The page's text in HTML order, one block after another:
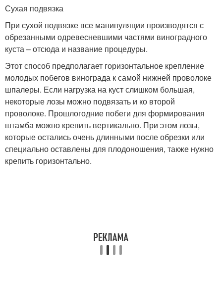
Сухая подвязка
При сухой подвязке все манипуляции производятся с
обрезанными одревесневшими частями виноградного
куста – отсюда и название процедуры.
Этот способ предполагает горизонтальное крепление
молодых побегов винограда к самой нижней проволоке
шпалеры. Если нагрузка на куст слишком большая,
некоторые лозы можно подвязать и ко второй
проволоке. Прошлогодние побеги для формирования
штамба можно крепить вертикально. При этом лозы,
которые остались очень длинными после обрезки или
специально оставлены для плодоношения, также нужно
крепить горизонтально.